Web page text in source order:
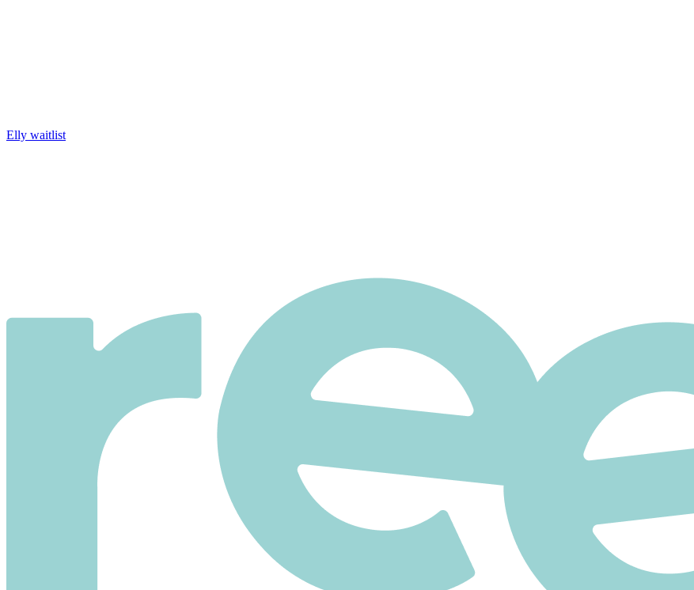
Elly waitlist